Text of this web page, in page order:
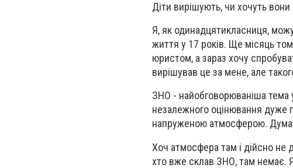
Діти вирішують, чи хочуть
Я, як одинадцятикласниця,
життя у 17 років. Ще місяць
юристом, а зараз хочу
вирішував це за мене, але
ЗНО - найобговорюваніша тема
незалежного оцінювання дуже
напруженою атмосферою.
Хоч атмосфера там і дійсно не
хто вже склав ЗНО, там немає.